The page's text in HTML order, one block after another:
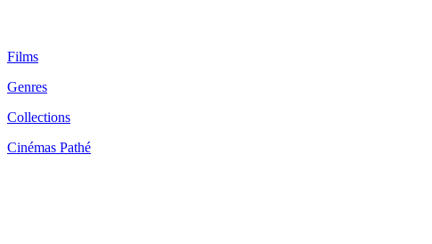
Films
Genres
Collections
Cinémas Pathé